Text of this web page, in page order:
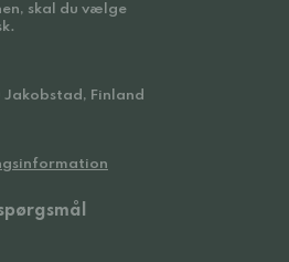
skal du vælge
Finland